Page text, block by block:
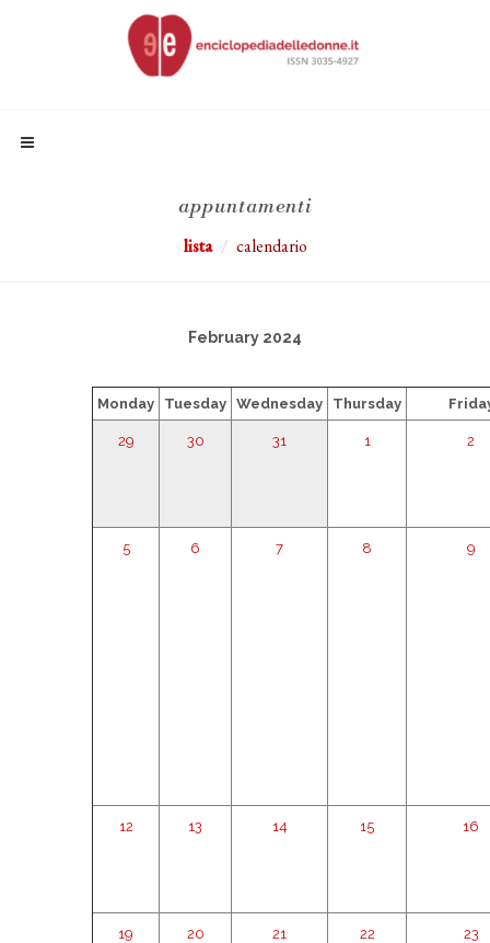
appuntamenti
lista calendario
February 2024
Monday Tuesday Wednesday Thursday
29 30 31 1 2
5 6 7 8 9
12 13 14 15 16
19 20 21 22 23